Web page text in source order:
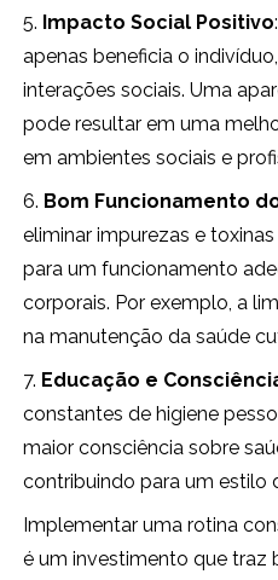
5. Impacto Social Positivo
apenas beneficia o
interações sociais. Uma
pode resultar em uma
em ambientes sociais e
6. Bom Funcionamento
eliminar impurezas e
para um funcionamento
corporais. Por exemplo, a
na manutenção da saúde
7. Educação e
constantes de higiene
maior consciência sobre
contribuindo para um estilo
Implementar uma rotina
é um investimento que traz